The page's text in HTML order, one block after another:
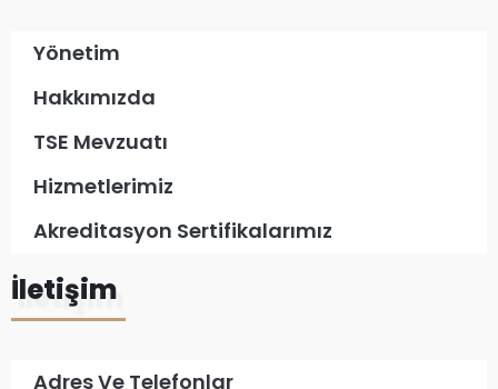
Yönetim
Hakkımızda
TSE Mevzuatı
Hizmetlerimiz
Akreditasyon Sertifikalarımız
İletişim
Adres Ve Telefonlar